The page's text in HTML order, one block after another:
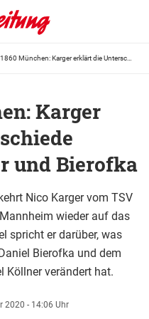
Karger
und Bierofka
Nico Karger vom TSV
wieder auf das
spricht er darüber, was
Bierofka und dem
Köllner verändert hat.
2020 - 14:06 Uhr